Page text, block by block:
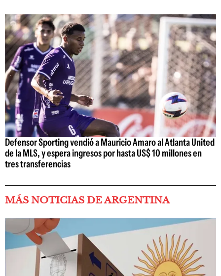
Defensor Sporting vendió a Mauricio Amaro al Atlanta United
de la MLS, y espera ingresos por hasta US$ 10 millones en
tres transferencias
MÁS NOTICIAS DE ARGENTINA